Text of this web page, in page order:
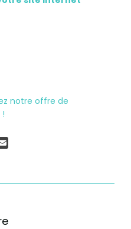
notre offre de